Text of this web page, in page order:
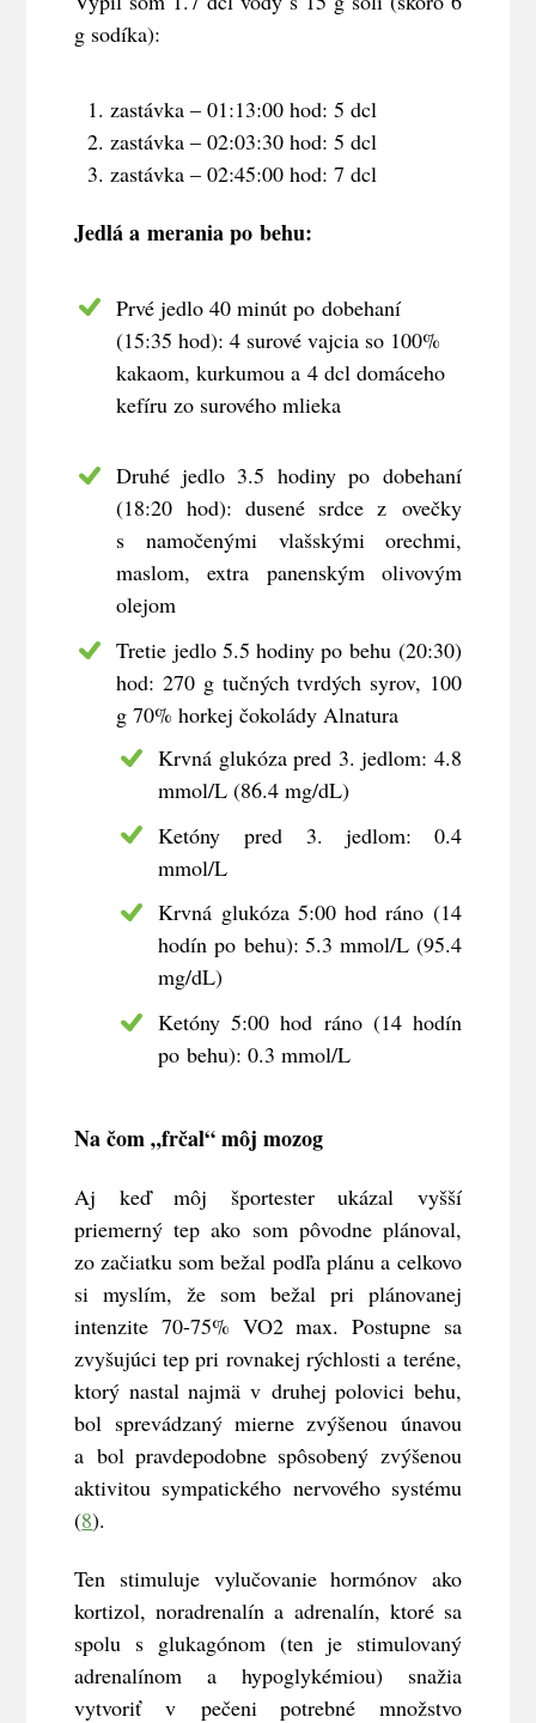
g sodíka):
zastávka – 01:13:00 hod: 5 dcl
zastávka – 02:03:30 hod: 5 dcl
zastávka – 02:45:00 hod: 7 dcl
Jedlá a merania po behu:
Prvé jedlo 40 minút po dobehaní
(15:35 hod): 4 surové vajcia so 100%
kakaom, kurkumou a 4 dcl domáceho
kefíru zo surového mlieka
Druhé jedlo 3.5 hodiny po dobehaní
(18:20 hod): dusené srdce z ovečky
s namočenými vlašskými orechmi,
maslom, extra panenským olivovým
olejom
Tretie jedlo 5.5 hodiny po behu (20:30)
hod: 270 g tučných tvrdých syrov, 100
g 70% horkej čokolády Alnatura
Krvná glukóza pred 3. jedlom: 4.8
mmol/L (86.4 mg/dL)
Ketóny pred 3. jedlom: 0.4
mmol/L
Krvná glukóza 5:00 hod ráno (14
hodín po behu): 5.3 mmol/L (95.4
mg/dL)
Ketóny 5:00 hod ráno (14 hodín
po behu): 0.3 mmol/L
Na čom „frčal“ môj mozog
Aj keď môj športester ukázal vyšší
priemerný tep ako som pôvodne plánoval,
zo začiatku som bežal podľa plánu a celkovo
si myslím, že som bežal pri plánovanej
intenzite 70-75% VO2 max. Postupne sa
zvyšujúci tep pri rovnakej rýchlosti a teréne,
ktorý nastal najmä v druhej polovici behu,
bol sprevádzaný mierne zvýšenou únavou
a bol pravdepodobne spôsobený zvýšenou
aktivitou sympatického nervového systému
(8).
Ten stimuluje vylučovanie hormónov ako
kortizol, noradrenalín a adrenalín, ktoré sa
spolu s glukagónom (ten je stimulovaný
adrenalínom a hypoglykémiou) snažia
vytvoriť v pečeni potrebné množstvo